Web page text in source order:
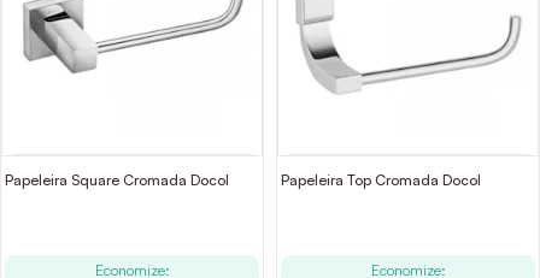
Papeleira Square Cromada Docol
Economize:
Papeleira Top Cromada Docol
Economize: